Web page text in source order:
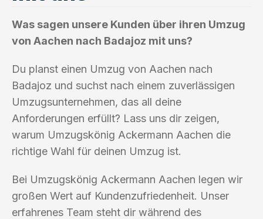
Was sagen unsere Kunden über ihren Umzug
von Aachen nach Badajoz mit uns?
Du planst einen Umzug von Aachen nach
Badajoz und suchst nach einem zuverlässigen
Umzugsunternehmen, das all deine
Anforderungen erfüllt? Lass uns dir zeigen,
warum Umzugskönig Ackermann Aachen die
richtige Wahl für deinen Umzug ist.
Bei Umzugskönig Ackermann Aachen legen wir
großen Wert auf Kundenzufriedenheit. Unser
erfahrenes Team steht dir während des